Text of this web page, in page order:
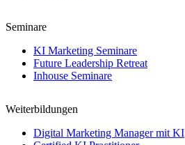
Seminare
KI Marketing Seminare
Future Leadership Retreat
Inhouse Seminare
Weiterbildungen
Digital Marketing Manager mit KI